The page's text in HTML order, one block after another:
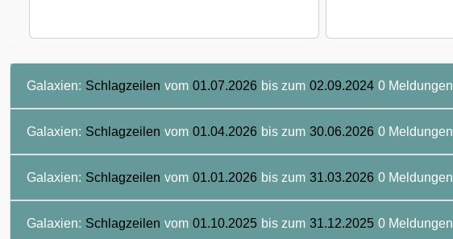
Galaxien: Schlagzeilen vom 01.07.2026 bis zum 02.09.2024 0 Meldungen
Galaxien: Schlagzeilen vom 01.04.2026 bis zum 30.06.2026 0 Meldungen
Galaxien: Schlagzeilen vom 01.01.2026 bis zum 31.03.2026 0 Meldungen
Galaxien: Schlagzeilen vom 01.10.2025 bis zum 31.12.2025 0 Meldungen